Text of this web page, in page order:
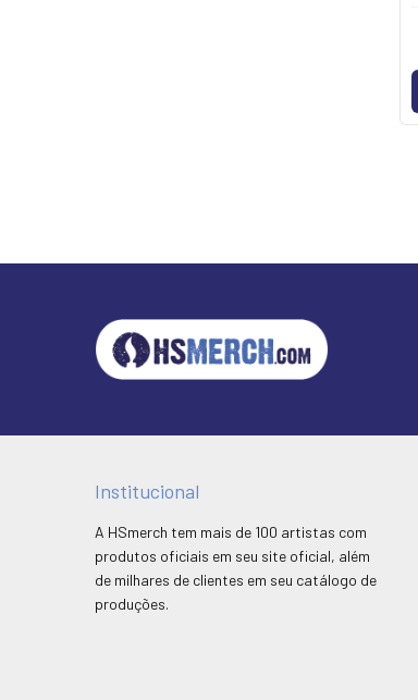
Institucional
A HSmerch tem mais de 100 artistas com
produtos oficiais em seu site oficial, além
de milhares de clientes em seu catálogo de
produções.